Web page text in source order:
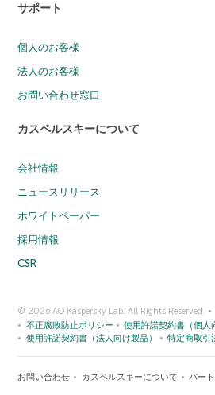
サポート
個人のお客様
法人のお客様
お問い合わせ窓口
カスペルスキーについて
会社情報
ニュースリリース
ホワイトペーパー
採用情報
CSR
© 2026 AO Kaspersky Lab. All Rights Reserved.
不正腐敗防止ポリシー
使用許諾契約書（個人
使用許諾契約書（法人向け製品）
特定商取引
お問い合わせ カスペルスキーについて パー